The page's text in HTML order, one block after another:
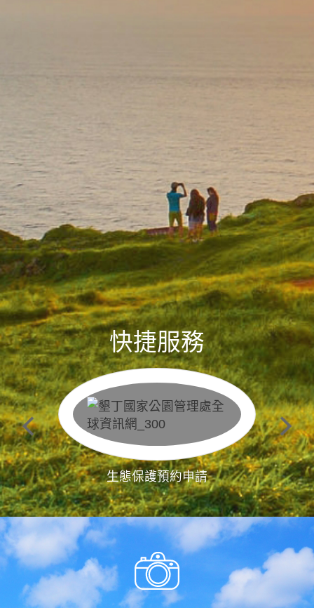
快捷服務
生態保護預約申請